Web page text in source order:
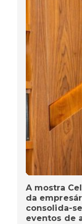
A mostra
da
consolida-
eventos de